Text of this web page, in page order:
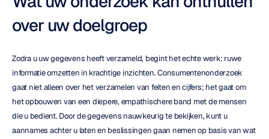
over uw doelgroep
Zodra u uw gegevens heeft verzameld, begint het echte werk: ruwe
informatie omzetten in krachtige inzichten. Consumentenonderzoek
gaat niet alleen over het verzamelen van feiten en cijfers; het gaat om
het opbouwen van een diepere, empathischere band met de mensen
die u bedient. Door de gegevens nauwkeurig te bekijken, kunt u
aannames achter u laten en beslissingen gaan nemen op basis van wat